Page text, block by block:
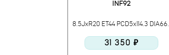
INF92
8.5JxR20 ET44 PCD5x114.3 DIA66.1
31 350 ₽